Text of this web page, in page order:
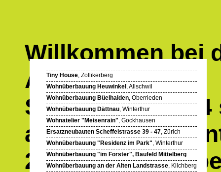
Tiny House, Zollikerberg
Wohnüberbauung Heuwinkel , Allschwil
Wohnüberbauung Büelhalden, Oberrieden
Wohnüberbauung Dättnau, Winterthur
Wohnatelier "Meisenrain", Gockhausen
Ersatzneubauten Scheffelstrasse 39 - 47, Zürich
Wohnüberbauung "Residenz im Park", Winterthur
Wohnüberbauung "im Forster", Baufeld Mittelberg
Wohnüberbauung an der Alten Landstrasse, Kilchberg
Willkommen bei
Architekten AG.
Seit Januar
altenStandort
260 10 10 oder